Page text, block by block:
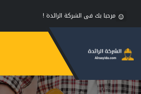
مرحبا بك فى الشركة الرائدة !